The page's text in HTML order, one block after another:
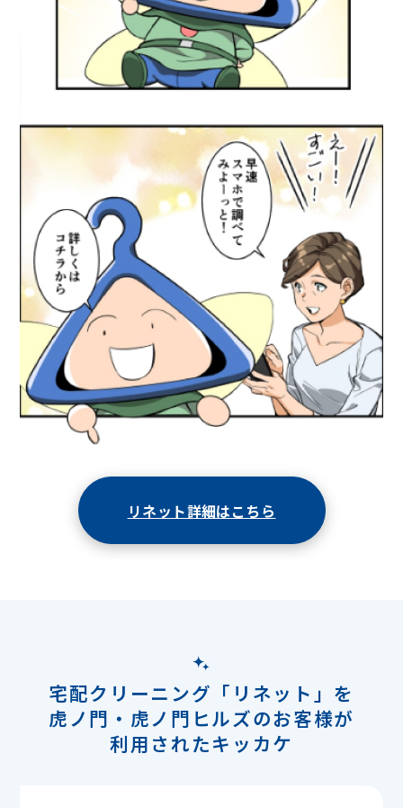
リネット詳細はこちら
宅配クリーニング「リネット」を
虎ノ門・虎ノ門ヒルズのお客様が
利用されたキッカケ